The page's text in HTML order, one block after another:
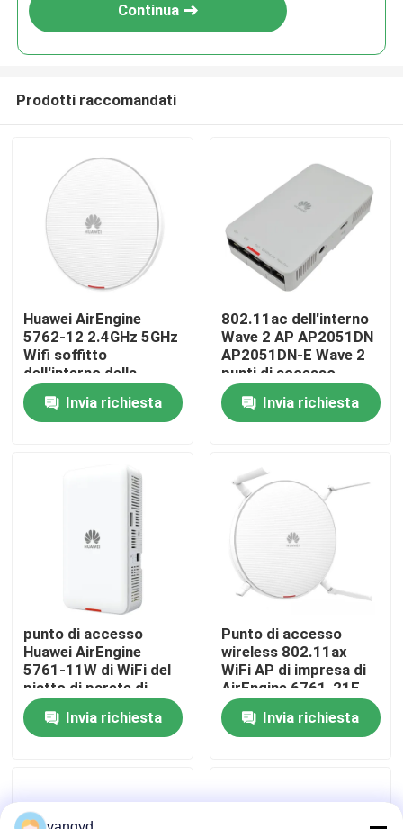
Prodotti
Su di noi
Visita alla fabbrica
Controllo della qualità
Notizie
Casi
Server di stoccaggio di scaffale
Continua
Prodotti raccomandati
Huawei AirEngine
5762-12 2.4GHz 5GHz
Wifi soffitto
dell'interno della
parete di 6 punti di
accessoInvia richiesta
802.11ac dell'interno
Wave 2 AP AP2051DN
AP2051DN-E Wave 2
punti di accesso
Invia richiesta
punto di accesso
Huawei AirEngine
5761-11W di WiFi del
piatto di parete di
2.4GHz 5GHz
Invia richiesta
Punto di accesso
wireless 802.11ax
WiFi AP di impresa di
AirEngine 6761-21E
Invia richiesta